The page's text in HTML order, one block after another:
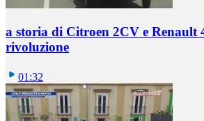
a storia di Citroen 2CV e Renault
rivoluzione
01:32